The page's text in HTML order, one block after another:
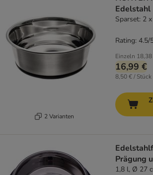
2 Varianten
Edelstahl
Sparset: 2
Einzeln
16,99 €
8,50 € / Stück
Rating: 4.5/
Prägung
1,8 l, Ø 27